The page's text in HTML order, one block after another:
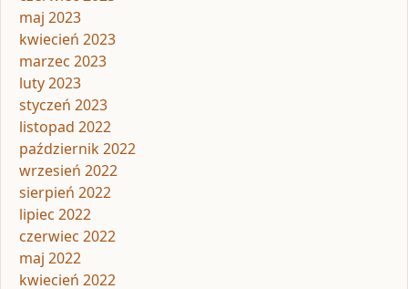
maj 2023
kwiecień 2023
marzec 2023
luty 2023
styczeń 2023
listopad 2022
październik 2022
wrzesień 2022
sierpień 2022
lipiec 2022
czerwiec 2022
maj 2022
kwiecień 2022